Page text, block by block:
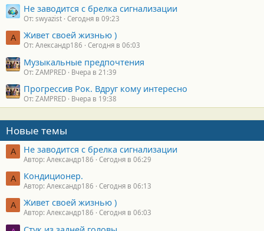
Не заводится с брелка сигнализации
От: swyazist Сегодня в 09:23
А Живет своей жизнью )
От: Александр186 Сегодня в 06:03
Музыкальные предпочтения
От: ZAMPRED Вчера в 21:39
Прогрессив Рок. Вдруг кому интересно
От: ZAMPRED Вчера в 19:38
Новые темы
А Не заводится с брелка сигнализации
Автор: Александр186 Сегодня в 06:29
А Кондиционер.
Автор: Александр186 Сегодня в 06:13
А Живет своей жизнью )
Автор: Александр186 Сегодня в 06:03